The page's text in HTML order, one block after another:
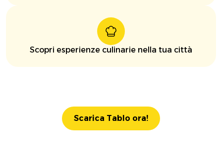
Scopri esperienze culinarie nella tua città
Scarica Tablo ora!